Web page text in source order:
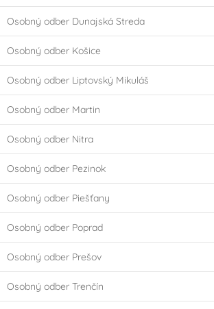
Osobný odber Dunajská Streda
Osobný odber Košice
Osobný odber Liptovský Mikuláš
Osobný odber Martin
Osobný odber Nitra
Osobný odber Pezinok
Osobný odber Piešťany
Osobný odber Poprad
Osobný odber Prešov
Osobný odber Trenčín